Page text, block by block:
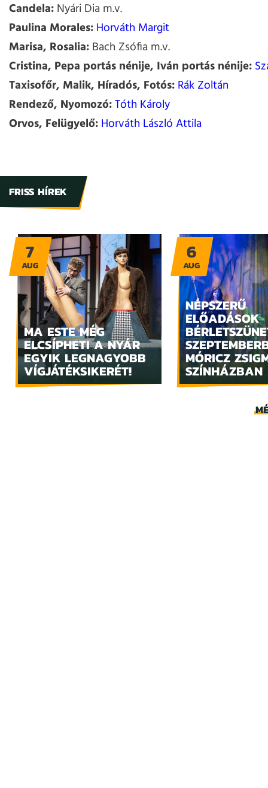
Candela:Nyári Dia m.v.
Paulina Morales:Horváth Margit
Marisa, Rosalia:Bach Zsófia m.v.
Cristina, Pepa portás nénije, Iván portás nénije:
Taxisofőr, Malik, Híradós, Fotós:Rák Zoltán
Rendező, Nyomozó:Tóth Károly
Orvos, Felügyelő:Horváth László Attila
FRISS HÍREK
MA ESTE MÉG
ELCSÍPHETI A NYÁR
EGYIK LEGNAGYOBB
VÍGJÁTÉKSIKERÉT!
7
AUG
NÉPSZERŰ
ELŐADÁSOK
MÓRICZ
SZÍNHÁZBAN
6
AUG